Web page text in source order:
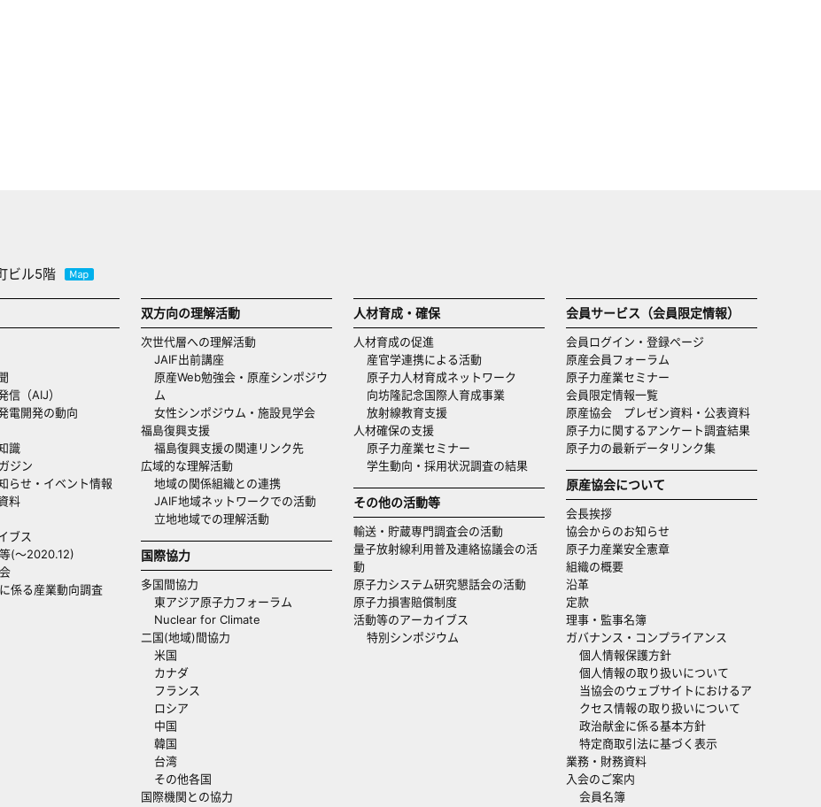
ビル5階
信（AIJ）
電開発の動向
識
ジン
らせ・イベント情報
料
ブス
(～2020.12)
係る産業動向調査
双方向の理解活動
次世代層への理解活動
JAIF出前講座
原産Web勉強会・原産シンポジウ
ム
女性シンポジウム・施設見学会
福島復興支援
福島復興支援の関連リンク先
広域的な理解活動
地域の関係組織との連携
JAIF地域ネットワークでの活動
立地地域での理解活動
国際協力
多国間協力
東アジア原子力フォーラム
Nuclear for Climate
二国(地域)間協力
米国
カナダ
フランス
ロシア
中国
韓国
台湾
その他各国
国際機関との協力
人材育成・確保
人材育成の促進
産官学連携による活動
原子力人材育成ネットワーク
向坊隆記念国際人育成事業
放射線教育支援
人材確保の支援
原子力産業セミナー
学生動向・採用状況調査の結果
その他の活動等
輸送・貯蔵専門調査会の活動
量子放射線利用普及連絡協議会の活
動
原子力システム研究懇話会の活動
原子力損害賠償制度
活動等のアーカイブス
特別シンポジウム
会員サービス（会員限定情報）
会員ログイン・登録ページ
原産会員フォーラム
原子力産業セミナー
会員限定情報一覧
原産協会 プレゼン資料・公表資料
原子力に関するアンケート調査結果
原子力の最新データリンク集
原産協会について
会長挨拶
協会からのお知らせ
原子力産業安全憲章
組織の概要
沿革
定款
理事・監事名簿
ガバナンス・コンプライアンス
個人情報保護方針
個人情報の取り扱いについて
当協会のウェブサイトにおけるア
クセス情報の取り扱いについて
政治献金に係る基本方針
特定商取引法に基づく表示
業務・財務資料
入会のご案内
会員名簿